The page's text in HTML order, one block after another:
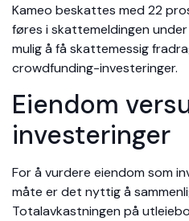
Kameo beskattes med 22
føres i skattemeldingen
mulig å få skattemessig
crowdfunding-investeringer.
Eiendom
investeringer
For å vurdere eiendom som
måte er det nyttig å
Totalavkastningen på